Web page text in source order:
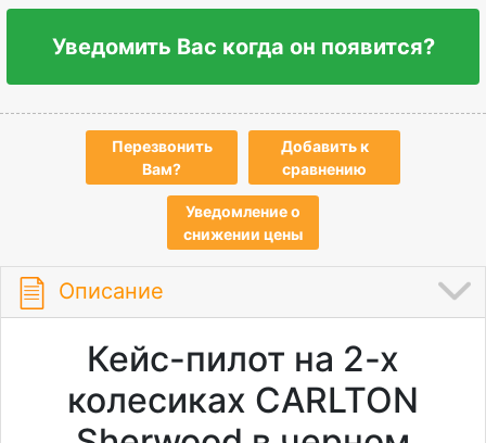
Уведомить Вас когда он появится?
Перезвонить
Вам?
Добавить к
сравнению
Уведомление о
снижении цены
Описание
Кейс-пилот на 2-х
колесиках CARLTON